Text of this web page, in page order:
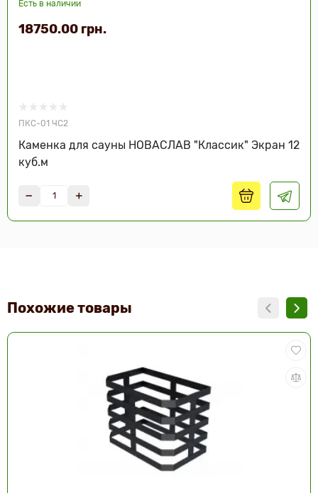
Есть в наличии
ПКС-01 ЧС2
Каменка для сауны НОВАСЛАВ "Классик" Экран 12
куб.м
18750.00 грн.
Похожие товары